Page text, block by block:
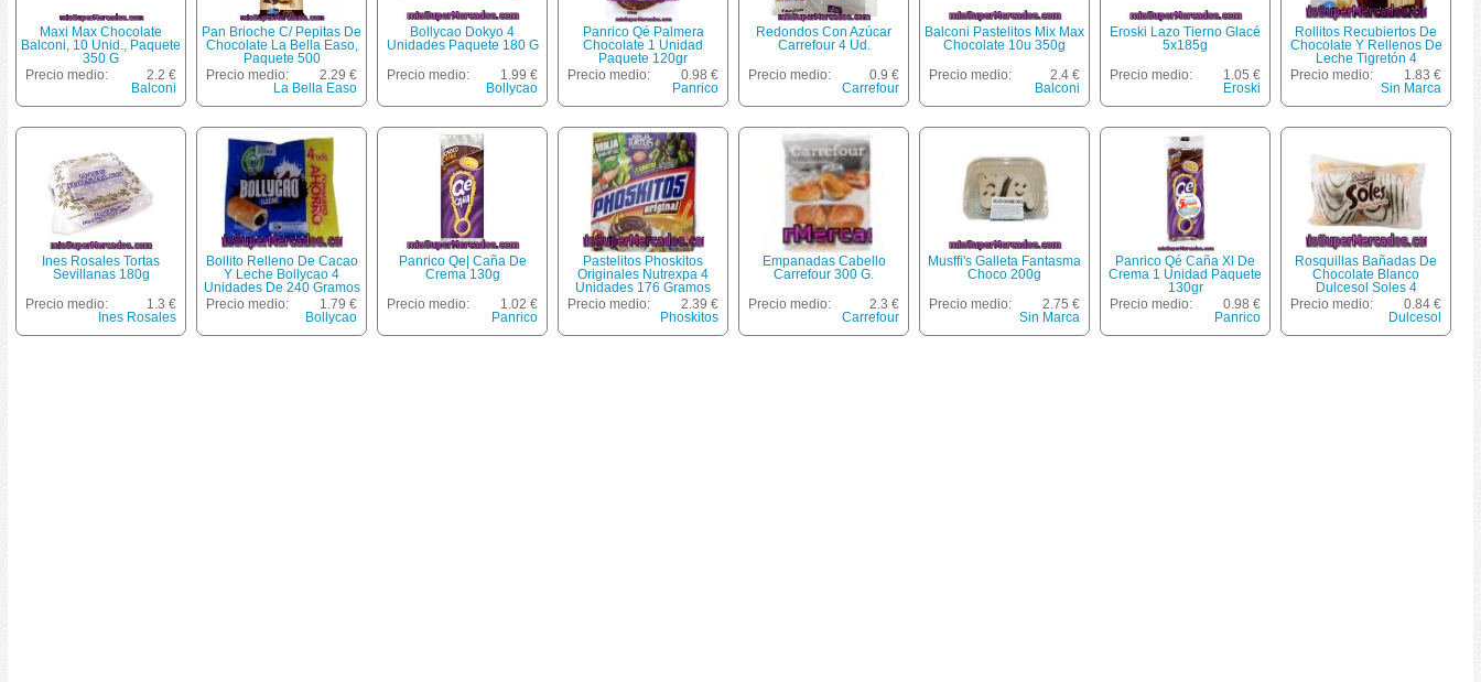
Maxi Max Chocolate
Balconi, 10 Unid., Paquete
350 G
Precio medio:
2.2 €
Balconi
Pan Brioche C/ Pepitas De
Chocolate La Bella Easo,
Paquete 500
Precio medio:
2.29 €
La Bella Easo
Bollycao Dokyo 4
Unidades Paquete 180 G
Precio medio:
1.99 €
Bollycao
Panrico Qé Palmera
Chocolate 1 Unidad
Paquete 120gr
Precio medio:
0.98 €
Panrico
Redondos Con Azúcar
Carrefour 4 Ud.
Precio medio:
0.9 €
Carrefour
Balconi Pastelitos Mix Max
Chocolate 10u 350g
Precio medio:
2.4 €
Balconi
Eroski Lazo Tierno Glacé
5x185g
Precio medio:
1.05 €
Eroski
Rollitos Recubiertos De
Chocolate Y Rellenos De
Leche Tigretón 4
Unidades 200 Gramos
Precio medio:
1.83 €
Sin Marca
Ines Rosales Tortas
Sevillanas 180g
Precio medio:
1.3 €
Ines Rosales
Bollito Relleno De Cacao
Y Leche Bollycao 4
Unidades De 240 Gramos
Precio medio:
1.79 €
Bollycao
Panrico Qe| Caña De
Crema 130g
Precio medio:
1.02 €
Panrico
Pastelitos Phoskitos
Originales Nutrexpa 4
Unidades 176 Gramos
Precio medio:
2.39 €
Phoskitos
Empanadas Cabello
Carrefour 300 G.
Precio medio:
2.3 €
Carrefour
Musffi's Galleta Fantasma
Choco 200g
Precio medio:
2.75 €
Sin Marca
Panrico Qé Caña Xl De
Crema 1 Unidad Paquete
130gr
Precio medio:
0.98 €
Panrico
Rosquillas Bañadas De
Chocolate Blanco
Dulcesol Soles 4
Unidades 200 Gramos
Precio medio:
0.84 €
Dulcesol